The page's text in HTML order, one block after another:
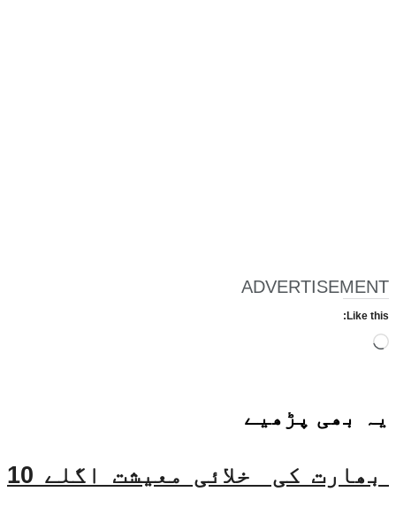
ADVERTISEMENT
Like this:
Loading…
یہ بھی پڑھیے
بھارت کی خلائی معیشت اگلے 10